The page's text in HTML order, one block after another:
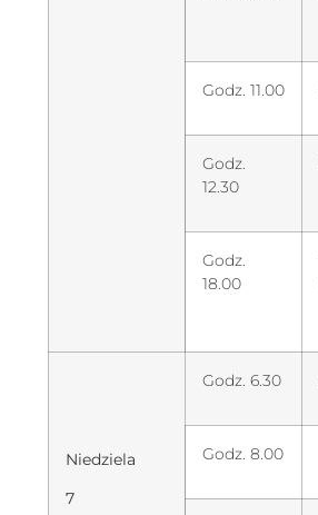
Godz. 11.00
Godz.
12.30
Godz.
18.00
Niedziela
7
Godz. 6.30
Godz. 8.00